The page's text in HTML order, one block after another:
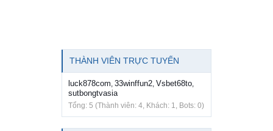
THÀNH VIÊN TRỰC TUYẾN
luck878com, 33winffun2, Vsbet68to,
sutbongtvasia
Tổng: 5 (Thành viên: 4, Khách: 1, Bots: 0)